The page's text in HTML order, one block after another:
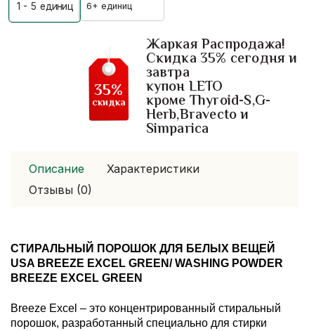
Breeze
Excel
1 - 5 единиц 6+ единиц
Жаркая Распродажа!
Скидка 35% сегодня и
завтра
купон LETO
кроме Thyroid-S,G-
Herb,Bravecto и
Simparica
35%
скидка
Описание
Характеристики
Отзывы (0)
СТИРАЛЬНЫЙ ПОРОШОК ДЛЯ БЕЛЫХ ВЕЩЕЙ
USA BREEZE EXCEL GREEN/ WASHING POWDER
BREEZE EXCEL GREEN
Breeze Excel – это концентрированный стиральный
порошок, разработанный специально для стирки